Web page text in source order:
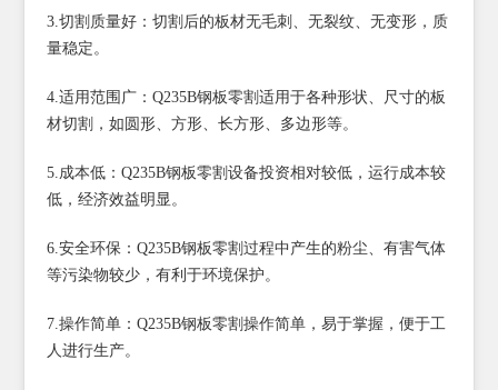
3.切割质量好：切割后的板材无毛刺、无裂纹、无变形，质
量稳定。
4.适用范围广：Q235B钢板零割适用于各种形状、尺寸的板
材切割，如圆形、方形、长方形、多边形等。
5.成本低：Q235B钢板零割设备投资相对较低，运行成本较
低，经济效益明显。
6.安全环保：Q235B钢板零割过程中产生的粉尘、有害气体
等污染物较少，有利于环境保护。
7.操作简单：Q235B钢板零割操作简单，易于掌握，便于工
人进行生产。